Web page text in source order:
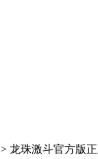
> 龙珠激斗官方版